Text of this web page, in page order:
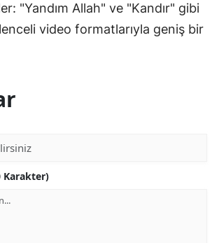
"Yandım Allah" ve "Kandır" gibi
video formatlarıyla geniş bir
Karakter)